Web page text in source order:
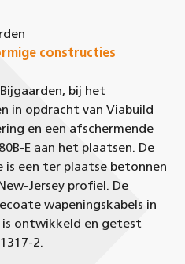
constructies
bij het
in opdracht van Viabuild
en een afschermende
E aan het plaatsen. De
een ter plaatse betonnen
Jersey profiel. De
wapeningskabels in
ontwikkeld en getest
2.